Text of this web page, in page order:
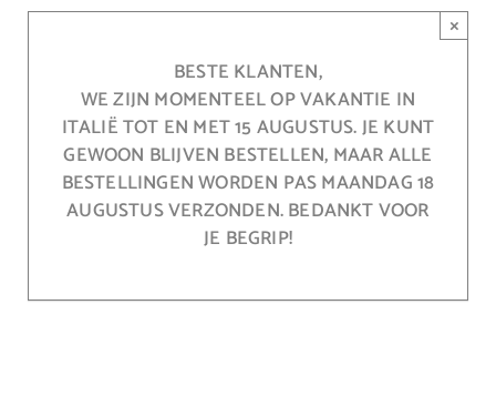
BESTE KLANTEN,
WE ZIJN MOMENTEEL OP VAKANTIE IN
ITALIË TOT EN MET 15 AUGUSTUS. JE KUNT
GEWOON BLIJVEN BESTELLEN, MAAR ALLE
BESTELLINGEN WORDEN PAS MAANDAG 18
AUGUSTUS VERZONDEN. BEDANKT VOOR
JE BEGRIP!
×